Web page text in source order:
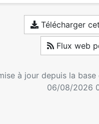
Télécharger
Flux web
à jour depuis la base
06/08/2026